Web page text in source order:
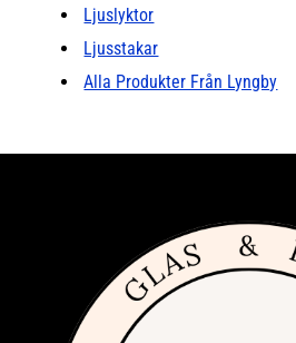
Ljuslyktor
Ljusstakar
Alla Produkter Från Lyngby